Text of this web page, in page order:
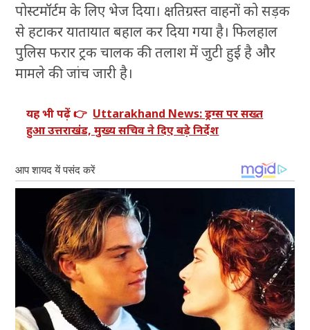
पोस्टमॉर्टम के लिए भेज दिया। क्षतिग्रस्त वाहनों को सड़क
से हटाकर यातायात बहाल कर दिया गया है। फिलहाल
पुलिस फरार ट्रक चालक की तलाश में जुटी हुई है और
मामले की जांच जारी है।
यह भी पढ़ें 👉 Uttarakhand News: ड्रग्स पर सख्त
हुआ उत्तराखंड, मुख्य सचिव ने दिए बड़े निर्देश